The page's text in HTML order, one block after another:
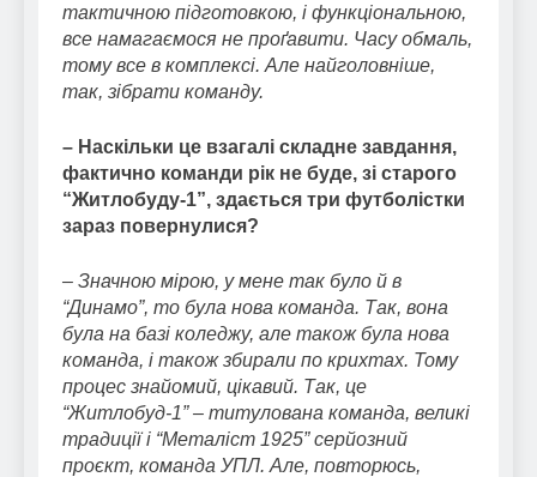
тактичною підготовкою, і функціональною,
все намагаємося не проґавити. Часу обмаль,
тому все в комплексі. Але найголовніше,
так, зібрати команду.
– Наскільки це взагалі складне завдання,
фактично команди рік не буде, зі старого
“Житлобуду-1”, здається три футболістки
зараз повернулися?
– Значною мірою, у мене так було й в
“Динамо”, то була нова команда. Так, вона
була на базі коледжу, але також була нова
команда, і також збирали по крихтах. Тому
процес знайомий, цікавий. Так, це
“Житлобуд-1” – титулована команда, великі
традиції і “Металіст 1925” серйозний
проєкт, команда УПЛ. Але, повторюсь,